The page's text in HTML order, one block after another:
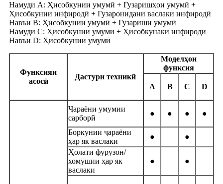
Намуди A: Ҳисобкунии умумӣ + Гузаришҳои умумӣ +
Ҳисобкунии инфиродӣ + Гузаронидани васлаки инфиродӣ
Навъи B: Ҳисобкунии умумӣ + Гузариши умумӣ
Намуди C: Ҳисобкунии умумӣ + Ҳисобкунаки инфиродӣ
Навъи D: Ҳисобкунии умумӣ
Функсияи
асосӣ
Дастури техникй
Моделҳои
функсия
A B C D
Ҷараёни умумии
сарборӣ
● ● ● ●
Боркунии ҷараёни
ҳар як васлаки
●
●
Ҳолати фурӯзон/
хомӯшии ҳар як
васлаки
● ●